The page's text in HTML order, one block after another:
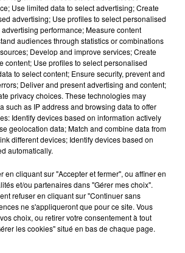
impactera aussi la circulation des
de la Loire aujourd’hui. La ligne Anges-
Saumur sera par exemple touchée.
nécessaires sont disponibles en
SNCF.
en Indre-et-Loire, une manifestation
Le rendez-vous est donné à 14h place
Madonna sort enfin le remix de « Love
Sensation » avec Kylie Minogue
Use limited data to select advertising; Create
advertising; Use profiles to select personalised
performance; Measure content
audiences through statistics or combinations
Develop and improve services; Create
content; Use profiles to select personalised
to select content; Ensure security, prevent and
Deliver and present advertising and content;
privacy choices. These technologies may
such as IP address and browsing data to offer
Identify devices based on information actively
geolocation data; Match and combine data from
different devices; Identify devices based on
automatically.
en cliquant sur "Accepter et fermer", ou affiner en
et/ou partenaires dans "Gérer mes choix".
refuser en cliquant sur "Continuer sans
ne s'appliqueront que pour ce site. Vous
choix, ou retirer votre consentement à tout
les cookies" situé en bas de chaque page.